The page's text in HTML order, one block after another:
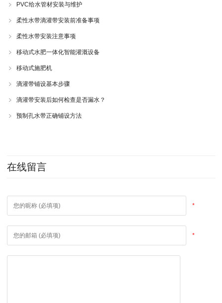
PVC给水管材安装与维护
柔性水带滴灌带安装前准备事项
柔性水带安装注意事项
移动式水肥一体化智能灌溉设备
移动式施肥机
滴灌带铺设基本步骤
滴灌带安装后如何检查是否漏水？
预制孔水带正确铺设方法
在线留言
*
*